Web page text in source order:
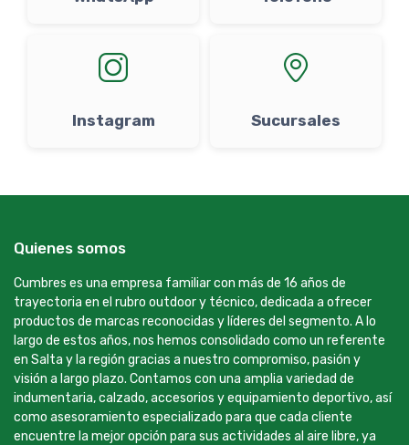
Instagram Sucursales
Quienes somos
Cumbres es una empresa familiar con más de 16 años de
trayectoria en el rubro outdoor y técnico, dedicada a ofrecer
productos de marcas reconocidas y líderes del segmento. A lo
largo de estos años, nos hemos consolidado como un referente
en Salta y la región gracias a nuestro compromiso, pasión y
visión a largo plazo. Contamos con una amplia variedad de
indumentaria, calzado, accesorios y equipamiento deportivo, así
como asesoramiento especializado para que cada cliente
encuentre la mejor opción para sus actividades al aire libre, ya